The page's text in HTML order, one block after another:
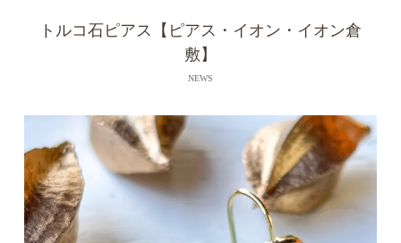
トルコ石ピアス【ピアス・イオン・イオン倉
敷】
NEWS